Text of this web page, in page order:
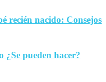
recién nacido: Consejos
¿Se pueden hacer?